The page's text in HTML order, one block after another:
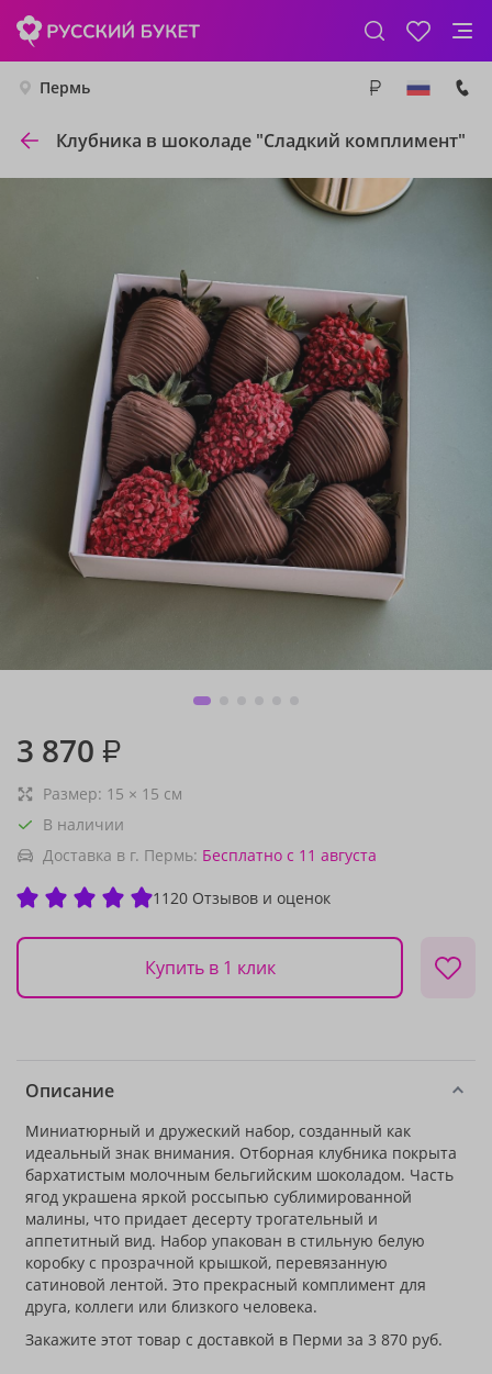
Пермь
Клубника в шоколаде "Сладкий комплимент"
3 870 ₽
Размер: 15 × 15 см
В наличии
Доставка в г. Пермь: Бесплатно с 11 августа
1120 Отзывов и оценок
Купить в 1 клик
Описание
Миниатюрный и дружеский набор, созданный как
идеальный знак внимания. Отборная клубника покрыта
бархатистым молочным бельгийским шоколадом. Часть
ягод украшена яркой россыпью сублимированной
малины, что придает десерту трогательный и
аппетитный вид. Набор упакован в стильную белую
коробку с прозрачной крышкой, перевязанную
сатиновой лентой. Это прекрасный комплимент для
друга, коллеги или близкого человека.
Закажите этот товар с доставкой в Перми за 3 870 руб.